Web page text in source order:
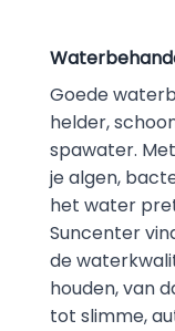
Goede
helder,
spawater.
je algen,
het water
Suncenter
de
houden, van
tot slimme,